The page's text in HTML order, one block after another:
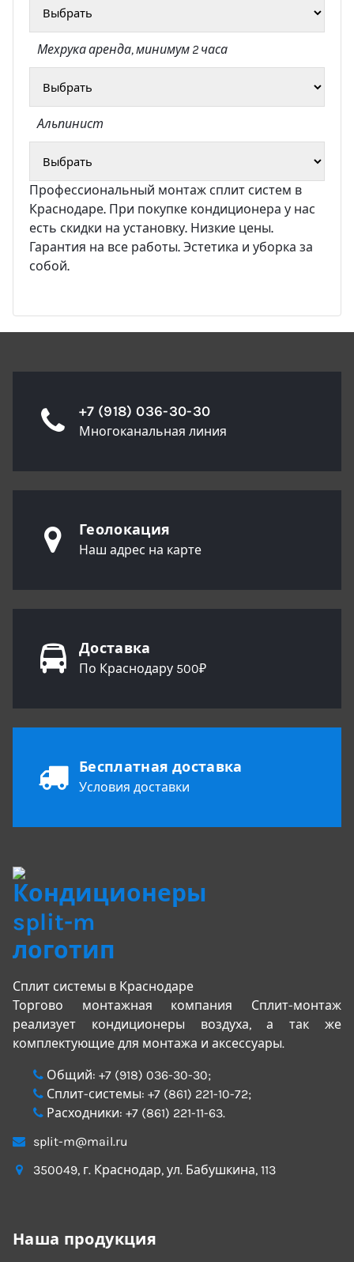
Мехрукааренда, минимум 2 часа
Альпинист
Профессиональный монтаж сплит систем в
Краснодаре. При покупке кондиционера у нас
есть скидки на установку. Низкие цены.
Гарантия на все работы. Эстетика и уборка за
собой.
+7 (918) 036-30-30
Многоканальная линия
Геолокация
Наш адрес на карте
Доставка
По Краснодару 500₽
Бесплатная доставка
Условия доставки
Сплит системы в Краснодаре
Торгово монтажная компания Сплит-монтаж
реализует кондиционеры воздуха, а так же
комплектующие для монтажа и аксессуары.
Общий: +7 (918) 036-30-30;
Сплит-системы: +7 (861) 221-10-72;
Расходники: +7 (861) 221-11-63.
split-m@mail.ru
350049, г. Краснодар, ул. Бабушкина, 113
Наша продукция